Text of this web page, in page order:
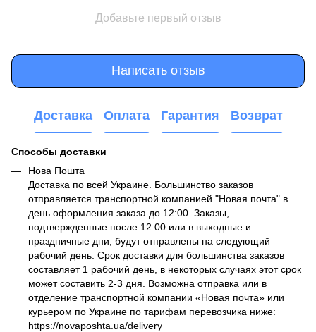
Добавьте первый отзыв
Написать отзыв
Доставка Оплата Гарантия Возврат
Способы доставки
Нова Пошта
Доставка по всей Украине. Большинство заказов
отправляется транспортной компанией "Новая почта" в
день оформления заказа до 12:00. Заказы,
подтвержденные после 12:00 или в выходные и
праздничные дни, будут отправлены на следующий
рабочий день. Срок доставки для большинства заказов
составляет 1 рабочий день, в некоторых случаях этот срок
может составить 2-3 дня. Возможна отправка или в
отделение транспортной компании «Новая почта» или
курьером по Украине по тарифам перевозчика ниже:
https://novaposhta.ua/delivery